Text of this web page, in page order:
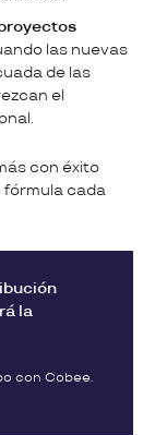
las nuevas
de las
el
con éxito
fórmula cada
la
con Cobee.